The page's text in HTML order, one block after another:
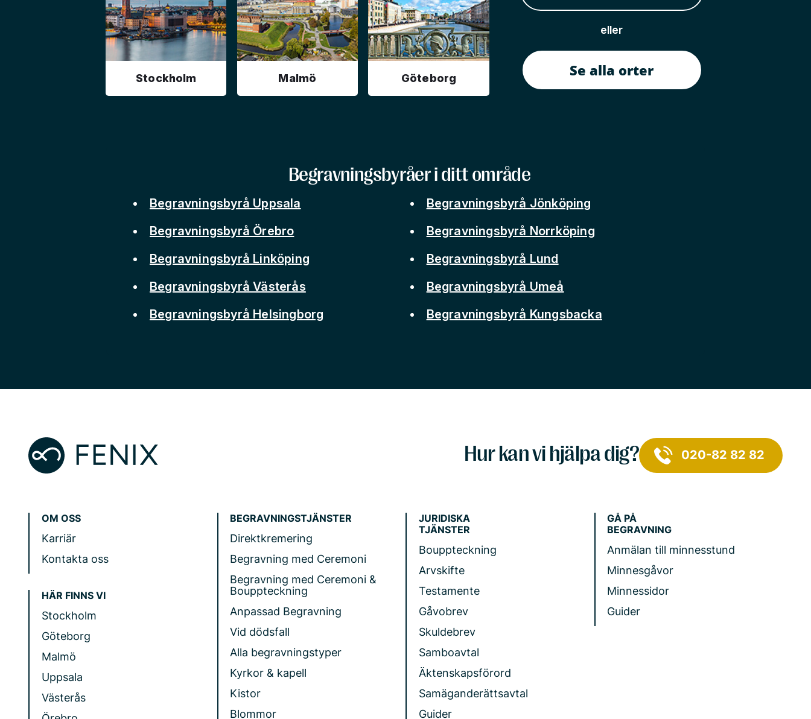
Stockholm Malmö Göteborg
eller
Se alla orter
Begravningsbyråer i ditt område
Begravningsbyrå Uppsala
Begravningsbyrå Örebro
Begravningsbyrå Linköping
Begravningsbyrå Västerås
Begravningsbyrå Helsingborg
Begravningsbyrå Jönköping
Begravningsbyrå Norrköping
Begravningsbyrå Lund
Begravningsbyrå Umeå
Begravningsbyrå Kungsbacka
Hur kan vi hjälpa dig? 020-82 82 82
OM OSS
Karriär
Kontakta oss
HÄR FINNS VI
Stockholm
Göteborg
Malmö
Uppsala
Västerås
BEGRAVNINGSTJÄNSTER
Direktkremering
Begravning med Ceremoni
Begravning med Ceremoni &
Bouppteckning
Anpassad Begravning
Vid dödsfall
Alla begravningstyper
Kyrkor & kapell
Kistor
Blommor
JURIDISKA
TJÄNSTER
Bouppteckning
Arvskifte
Testamente
Gåvobrev
Skuldebrev
Samboavtal
Äktenskapsförord
Samäganderättsavtal
Guider
GÅ PÅ
BEGRAVNING
Anmälan till minnesstund
Minnesgåvor
Minnessidor
Guider